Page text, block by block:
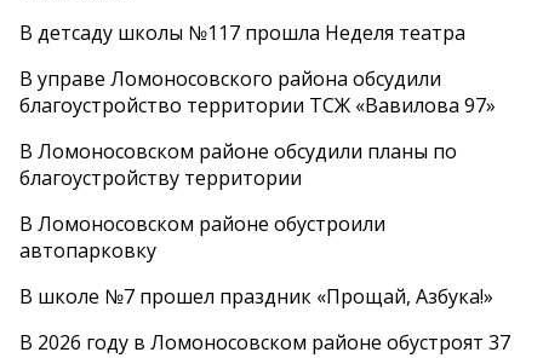
В детсаду школы №117 прошла Неделя театра
В управе Ломоносовского района обсудили
благоустройство территории ТСЖ «Вавилова 97»
В Ломоносовском районе обсудили планы по
благоустройству территории
В Ломоносовском районе обустроили
автопарковку
В школе №7 прошел праздник «Прощай, Азбука!»
В 2026 году в Ломоносовском районе обустроят 37